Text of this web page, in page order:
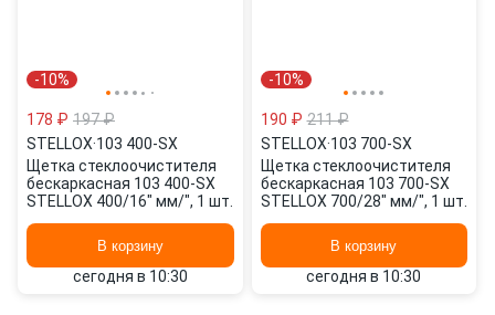
-10%
178 ₽ 197 ₽
STELLOX·103 400-SX
Щетка стеклоочистителя
бескаркасная 103 400-SX
STELLOX 400/16" мм/", 1 шт.
В корзину
сегодня в 10:30
-10%
190 ₽ 211 ₽
STELLOX·103 700-SX
Щетка стеклоочистителя
бескаркасная 103 700-SX
STELLOX 700/28" мм/", 1 шт.
В корзину
сегодня в 10:30